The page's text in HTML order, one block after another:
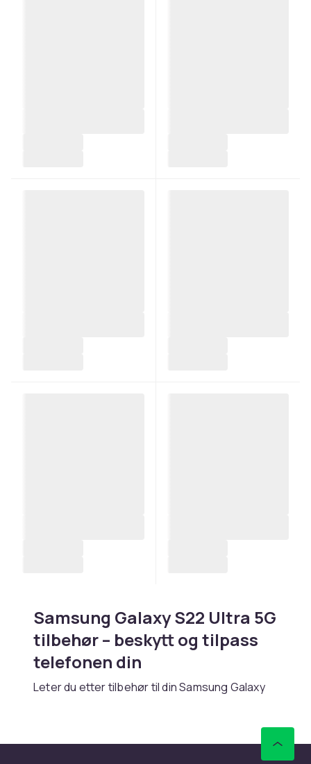
Samsung Galaxy S22 Ultra 5G
tilbehør – beskytt og tilpass
telefonen din
Leter du etter tilbehør til din Samsung Galaxy